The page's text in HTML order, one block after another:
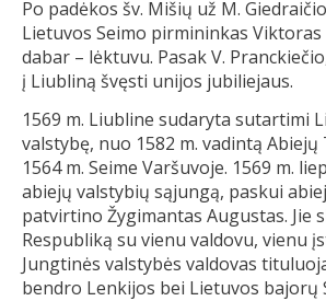
Po padėkos šv. Mišių už M.
Lietuvos Seimo pirmininkas
dabar – lėktuvu. Pasak V.
į Liubliną švęsti unijos jubiliejaus.
1569 m. Liubline sudaryta sutartimi
valstybę, nuo 1582 m. vadintą
1564 m. Seime Varšuvoje. 1569 m.
abiejų valstybių sąjungą, paskui
patvirtino Žygimantas Augustas. Jie
Respubliką su vienu valdovu, vienu
Jungtinės valstybės valdovas
bendro Lenkijos bei Lietuvos bajorų